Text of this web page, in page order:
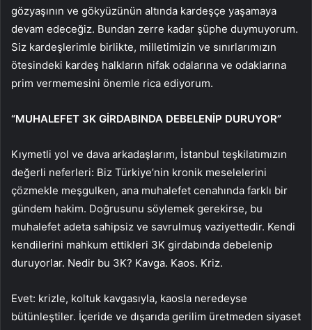
gözyaşının ve gökyüzünün altında kardeşçe yaşamaya
devam edeceğiz. Bundan zerre kadar şüphe duymuyorum.
Siz kardeşlerimle birlikte, milletimizin ve sınırlarımızın
ötesindeki kardeş halkların nifak odalarına ve odaklarına
prim vermemesini önemle rica ediyorum.
“MUHALEFET 3K GİRDABINDA DEBELENİP DURUYOR”
Kıymetli yol ve dava arkadaşlarım, İstanbul teşkilatımızın
değerli neferleri: Biz Türkiye’nin kronik meselelerini
çözmekle meşgulken, ana muhalefet cenahında farklı bir
gündem hakim. Doğrusunu söylemek gerekirse, bu
muhalefet adeta sahipsiz ve savrulmuş vaziyettedir. Kendi
kendilerini mahkum ettikleri 3K girdabında debelenip
duruyorlar. Nedir bu 3K? Kavga. Kaos. Kriz.
Evet: krizle, koltuk kavgasıyla, kaosla neredeyse
bütünleştiler. İçeride ve dışarıda gerilim üretmeden siyaset